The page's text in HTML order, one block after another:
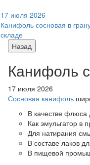
17 июля 2026
Канифоль сосновая в
складе
Назад
Канифоль
17 июля 2026
Сосновая канифоль
В качестве флюса
Как эмульгатор в
Для натирания
В составе лаков
В пищевой